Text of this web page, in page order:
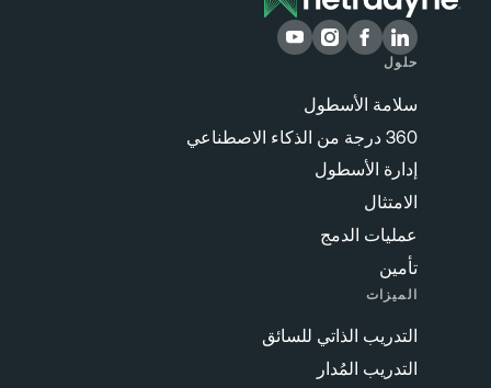
سلامة الأسطول
إدارة الأسطول
الامتثال
عمليات الدمج
تأمين
الميزات
التدريب الذاتي للسائق
التدريب المُدار